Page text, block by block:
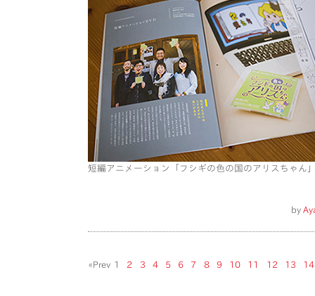
短編アニメーション「フシギの色の国のアリスちゃん
by
«Prev 1 2 3 4 5 6 7 8 9 10 11 12 13 14